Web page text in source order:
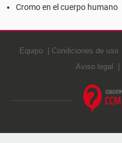
Cromo en el cuerpo humano
Equipo Condiciones de uso
Aviso legal